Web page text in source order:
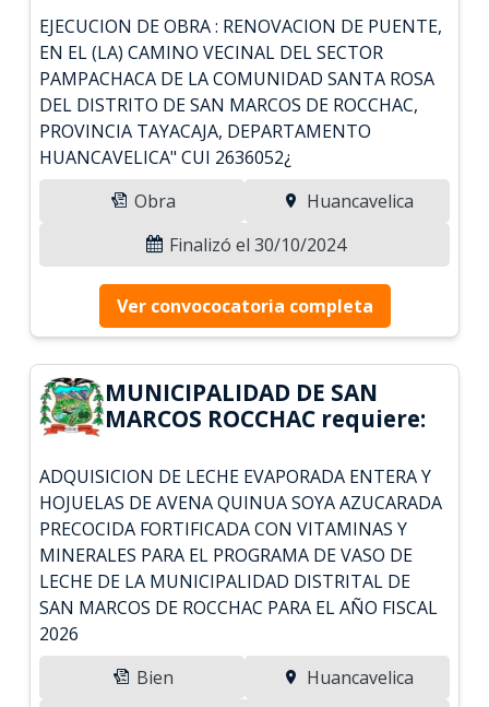
EJECUCION DE OBRA : RENOVACION DE PUENTE,
EN EL (LA) CAMINO VECINAL DEL SECTOR
PAMPACHACA DE LA COMUNIDAD SANTA ROSA
DEL DISTRITO DE SAN MARCOS DE ROCCHAC,
PROVINCIA TAYACAJA, DEPARTAMENTO
HUANCAVELICA" CUI 2636052¿
Obra
Huancavelica
Finalizó el 30/10/2024
Ver convococatoria completa
MUNICIPALIDAD DE SAN
MARCOS ROCCHAC requiere:
ADQUISICION DE LECHE EVAPORADA ENTERA Y
HOJUELAS DE AVENA QUINUA SOYA AZUCARADA
PRECOCIDA FORTIFICADA CON VITAMINAS Y
MINERALES PARA EL PROGRAMA DE VASO DE
LECHE DE LA MUNICIPALIDAD DISTRITAL DE
SAN MARCOS DE ROCCHAC PARA EL AÑO FISCAL
2026
Bien
Huancavelica